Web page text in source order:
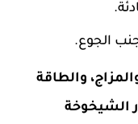
الجوع.
والطاقة
الشيخوخة